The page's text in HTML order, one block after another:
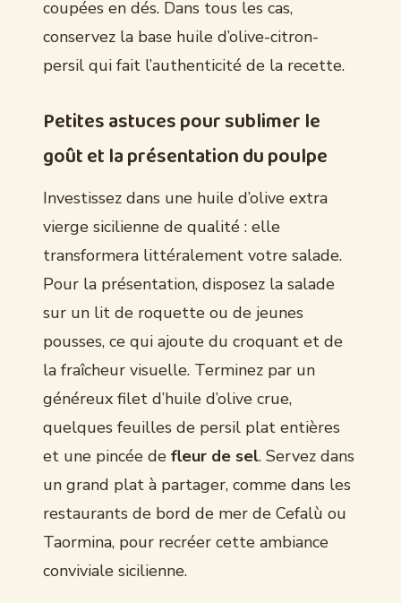
coupées en dés. Dans tous les cas,
conservez la base huile d’olive-citron-
persil qui fait l’authenticité de la recette.
Petites astuces pour sublimer le
goût et la présentation du poulpe
Investissez dans une huile d’olive extra
vierge sicilienne de qualité : elle
transformera littéralement votre salade.
Pour la présentation, disposez la salade
sur un lit de roquette ou de jeunes
pousses, ce qui ajoute du croquant et de
la fraîcheur visuelle. Terminez par un
généreux filet d’huile d’olive crue,
quelques feuilles de persil plat entières
et une pincée de fleur de sel. Servez dans
un grand plat à partager, comme dans les
restaurants de bord de mer de Cefalù ou
Taormina, pour recréer cette ambiance
conviviale sicilienne.